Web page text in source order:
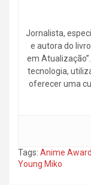
Jornalista,
e autora do
em
tecnologia,
oferecer uma
Tags: Anime
Young Miko